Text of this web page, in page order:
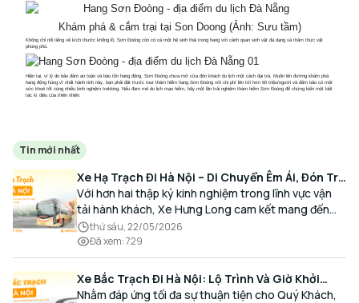
Khám phá & cắm trại tại Son Doong (Ảnh: Sưu tầm)
Không chỉ nổi tiếng về kích thước khổng lồ, Sơn Đoòng còn có cả một hệ sinh thái trong hang với cảnh quan sinh vật đa dạng và thảm thực vật
phong phú.
Hiện tại, vì lý do bảo đảm an toàn và bảo tồn hang động, Sơn Đoòng chưa mở cửa đón khách du lịch một cách đại trà. Muốn lên đường khám phá
hang động hùng vĩ nhất hành tinh này, bạn phải đặt trước tour thám hiểm hang Sơn Đoòng với chi phí lên tới hơn 60 triệu/người và đảm bảo có một
sức khoẻ tốt cùng nhiều kinh nghiệm trekking. Nếu đam mê du lịch mạo hiểm, hãy một lần trải nghiệm thám hiểm Sơn Đoòng để chứng kiến một kiệt
tác kì diệu của thiên nhiên.
Tin mới nhất
Xe Hạ Trạch Đi Hà Nội – Di Chuyển Êm Ái, Đón Trả
Tận Nơi Cùng Xe Hưng Long
Với hơn hai thập kỷ kinh nghiệm trong lĩnh vực vận
tải hành khách, Xe Hưng Long cam kết mang đến
cho Quý Khách một hành trình di chuyển trọn vẹn,
thoải mái và đúng giờ.
thứ sáu, 22/05/2026
Đã xem:729
Xe Bắc Trạch Đi Hà Nội: Lộ Trình Và Giờ Khởi
Hành Cùng Xe Hưng Long
Nhằm đáp ứng tối đa sự thuận tiện cho Quý Khách,